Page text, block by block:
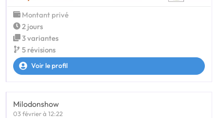
Montant privé
2 jours
3 variantes
5 révisions
Voir le profil
Milodonshow
03 février à 12:22